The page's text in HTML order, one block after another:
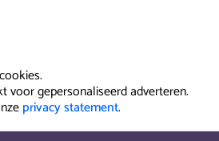
voor gepersonaliseerd adverteren.
privacy statement.